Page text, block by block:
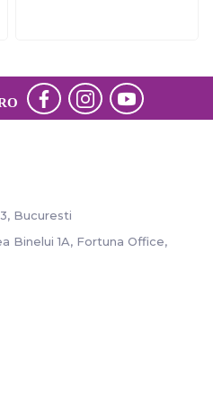
Bucuresti
Binelui 1A, Fortuna Office,